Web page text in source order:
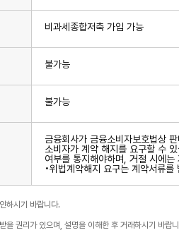
비과세종합저축 가입 가능
불가능
불가능
금융회사가 금융소비자보호법상
소비자가 계약 해지를 요구할 수
여부를 통지해야하며, 거절 시에
•위법계약해지 요구는 계약서류
하시기 바랍니다.
을 권리가 있으며, 설명을 이해한 후 거래하시기 바랍